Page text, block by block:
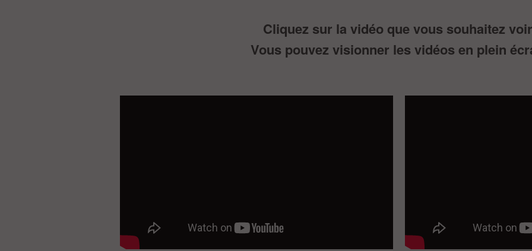
Cliquez sur la vidéo que vous souhaitez
Vous pouvez visionner les vidéos en plein